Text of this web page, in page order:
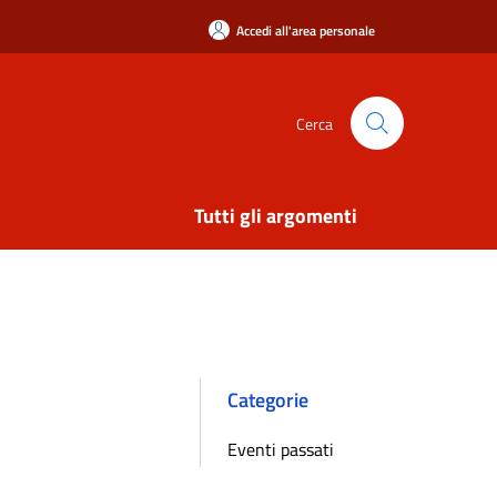
Accedi all'area personale
Cerca
Tutti gli argomenti
Categorie
Eventi passati